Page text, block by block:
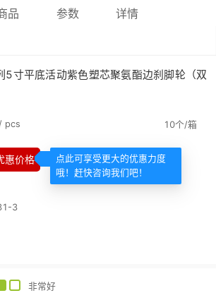
品 参数 详情
5寸平底活动紫色塑芯聚氨酯边刹脚轮（双
/ pcs
惠价格
点此可享受更大的优惠力度
哦！赶快咨询我们吧！
10个/箱
3
非常好